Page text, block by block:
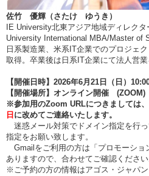
佐竹 優輝（さたけ ゆうき）
IE University北東アジア地域ディレク
University International MBA/Master of
日系製造業、米系IT企業でのプロジェ
取得。卒業後は日系IT企業にて法人営業
【開催日時】2026年6月21日（日）
【開催場所】オンライン開催 (ZOOM)
※参加用のZoom URLにつきましては
日 に改めてご連絡いたします。
迷惑メール対策でドメイン指定を行
指定をお願い致します。
Gmailをご利用の方は「プロモーショ
ありますので、合わせてご確認ください
※ご予約の方の情報はアゴス・ジャパ